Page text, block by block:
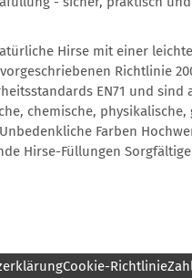
Hirse mit einer
Richtlinie
EN71 und
chemische,
Farben
Hirse-Füllungen
Cookie-Richtlinie